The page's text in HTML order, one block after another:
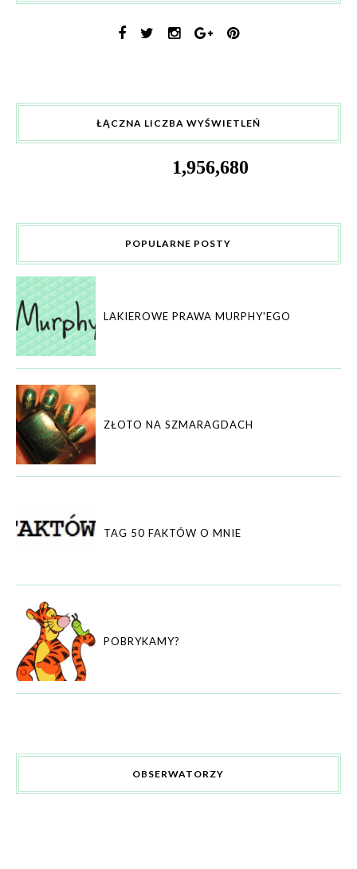
ŁĄCZNA LICZBA WYŚWIETLEŃ
1,956,680
POPULARNE POSTY
LAKIEROWE PRAWA MURPHY'EGO
ZŁOTO NA SZMARAGDACH
TAG 50 FAKTÓW O MNIE
POBRYKAMY?
OBSERWATORZY